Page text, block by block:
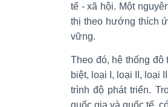
tế - xã hội. Một
thị theo hướng thích
vững.
Theo đó, hệ thống
biệt, loại I, loại II, loại
trình độ phát triển.
quốc gia và quốc tế,